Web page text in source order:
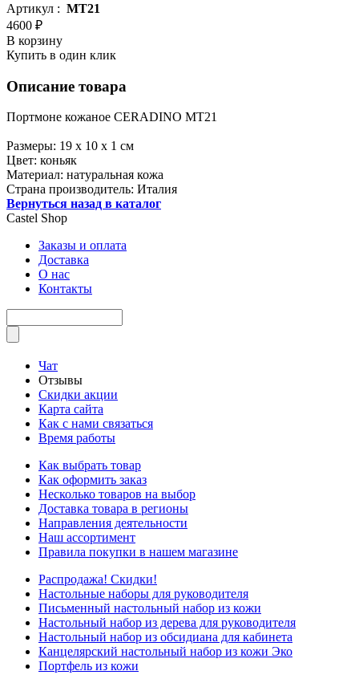
Артикул : MT21
4600 ₽
В корзину
Купить в один клик
Описание товара
Портмоне кожаное CERADINO MT21
Размеры: 19 x 10 x 1 см
Цвет: коньяк
Материал: натуральная кожа
Страна производитель: Италия
Вернуться назад в каталог
Castel Shop
Заказы и оплата
Доставка
О нас
Контакты
Чат
Отзывы
Скидки акции
Карта сайта
Как с нами связаться
Время работы
Как выбрать товар
Как оформить заказ
Несколько товаров на выбор
Доставка товара в регионы
Направления деятельности
Наш ассортимент
Правила покупки в нашем магазине
Распродажа! Скидки!
Настольные наборы для руководителя
Письменный настольный набор из кожи
Настольный набор из дерева для руководителя
Настольный набор из обсидиана для кабинета
Канцелярский настольный набор из кожи Эко
Портфель из кожи